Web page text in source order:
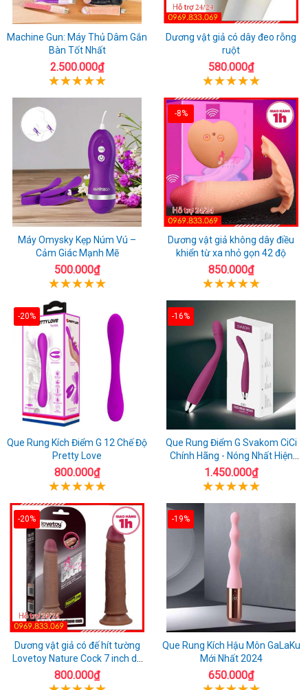
Machine Gun: Máy Thủ Dâm Gắn
Bàn Tốt Nhất
2.500.000₫
Dương vật giả có dây đeo rỗng
ruột
580.000₫
Máy Omysky Kẹp Núm Vú –
Cảm Giác Mạnh Mẽ
500.000₫
-8%
Dương vật giả không dây điều
khiển từ xa nhỏ gọn 42 độ
850.000₫
-20%
Que Rung Kích Điểm G 12 Chế Độ
Pretty Love
800.000₫
-16%
Que Rung Điểm G Svakom CiCi
Chính Hãng - Nóng Nhất Hiện
Nay
1.450.000₫
-20%
Dương vật giả có đế hít tường
Lovetoy Nature Cock 7 inch da
đen
800.000₫
-19%
Que Rung Kích Hậu Môn GaLaKu
Mới Nhất 2024
650.000₫